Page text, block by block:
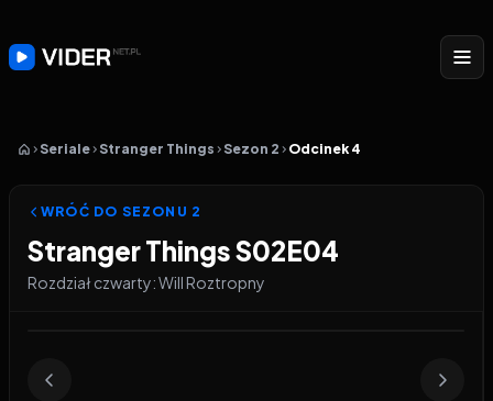
Seriale Stranger Things Sezon 2 Odcinek 4
WRÓĆ DO SEZONU 2
Stranger Things S02E04
Rozdział czwarty: Will Roztropny